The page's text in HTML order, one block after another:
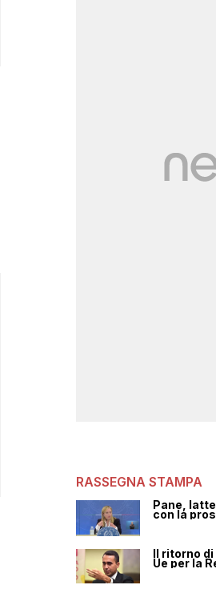
RASSEGNA STAMPA
Pane,
con la
Il ritorno
Ue per la